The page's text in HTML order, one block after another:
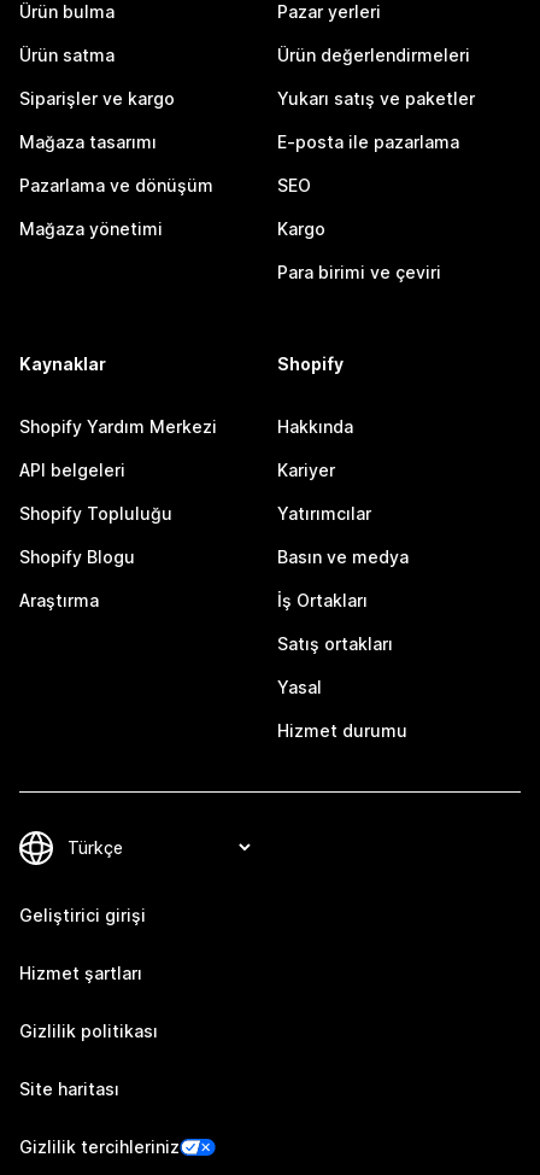
Ürün bulma
Ürün satma
Siparişler ve kargo
Mağaza tasarımı
Pazarlama ve dönüşüm
Mağaza yönetimi
Pazar yerleri
Ürün değerlendirmeleri
Yukarı satış ve paketler
E-posta ile pazarlama
SEO
Kargo
Para birimi ve çeviri
Kaynaklar
Shopify Yardım Merkezi
API belgeleri
Shopify Topluluğu
Shopify Blogu
Araştırma
Shopify
Hakkında
Kariyer
Yatırımcılar
Basın ve medya
İş Ortakları
Satış ortakları
Yasal
Hizmet durumu
Geliştirici girişi
Hizmet şartları
Gizlilik politikası
Site haritası
Gizlilik tercihleriniz